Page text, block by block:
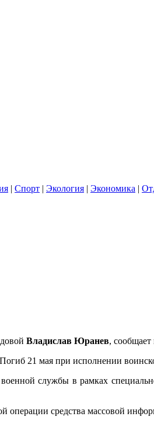
| Спорт | Экология | Экономика |
Владислав Юранев,
21 мая при исполнении
службы в рамках
средства массовой